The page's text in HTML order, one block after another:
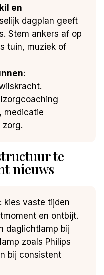
en
dagplan geeft
Stem ankers af op
tuin, muziek of
:
medicatie
zorg.
te
nieuws
: kies vaste tijden
en ontbijt.
daglichtlamp bij
zoals Philips
bij consistent